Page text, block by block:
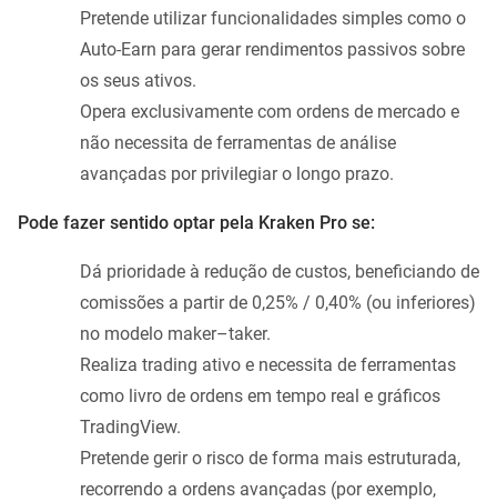
Pretende utilizar funcionalidades simples como o
Auto-Earn para gerar rendimentos passivos sobre
os seus ativos.
Opera exclusivamente com ordens de mercado e
não necessita de ferramentas de análise
avançadas por privilegiar o longo prazo.
Pode fazer sentido optar pela Kraken Pro se:
Dá prioridade à redução de custos, beneficiando de
comissões a partir de 0,25% / 0,40% (ou inferiores)
no modelo maker–taker.
Realiza trading ativo e necessita de ferramentas
como livro de ordens em tempo real e gráficos
TradingView.
Pretende gerir o risco de forma mais estruturada,
recorrendo a ordens avançadas (por exemplo,